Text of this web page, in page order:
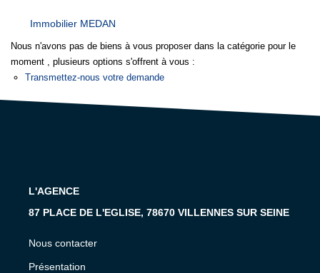
CONTACT
Immobilier MEDAN
Nous n'avons pas de biens à vous proposer dans la catégorie pour le
moment , plusieurs options s'offrent à vous :
Transmettez-nous votre demande
L'AGENCE
87 PLACE DE L'EGLISE, 78670 VILLENNES SUR SEINE
Nous contacter
Présentation